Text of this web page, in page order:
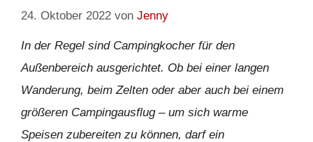
24. Oktober 2022 von Jenny
In der Regel sind Campingkocher für den
Außenbereich ausgerichtet. Ob bei einer langen
Wanderung, beim Zelten oder aber auch bei einem
größeren Campingausflug – um sich warme
Speisen zubereiten zu können, darf ein